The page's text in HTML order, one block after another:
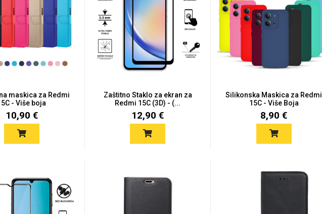
maskica za Redmi
- Više boja
10,90 €
Zaštitno Staklo za ekran za
Redmi 15C (3D) - (...
12,90 €
Silikonska Maskica za Redmi
15C - Više Boja
8,90 €